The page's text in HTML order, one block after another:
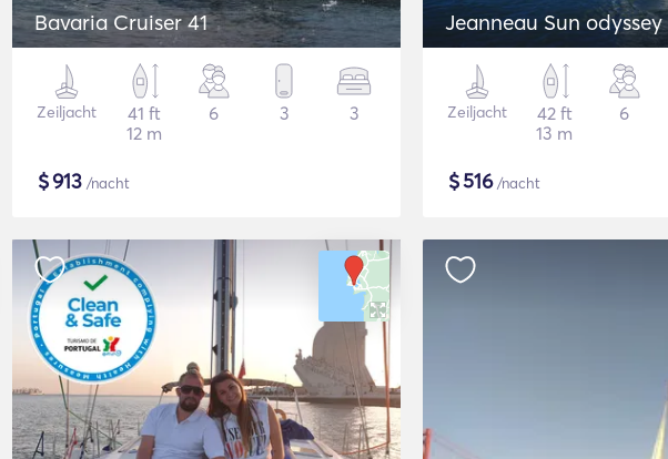
Bavaria Cruiser 41
Zeiljacht
41 ft
12 m
6 3 3
$913 /nacht
Jeanneau Sun odyssey
Zeiljacht
42 ft
13 m
6
$516/nacht